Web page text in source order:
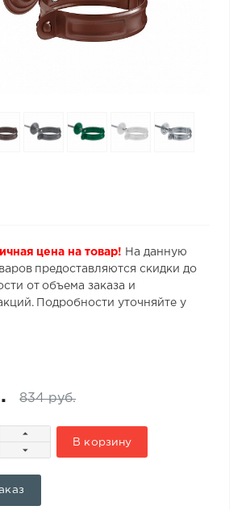
цена на товар! На данную
предоставляются скидки до
от объема заказа и
Подробности уточняйте у
834 руб.
В корзину